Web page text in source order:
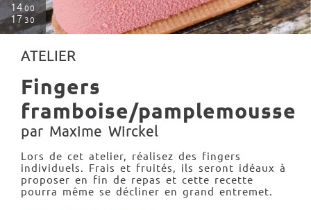
14 00
1730
ATELIER
Fingers
framboise/pamplemousse
par Maxime Wirckel
Lors de cet atelier, réalisez des fingers
individuels. Frais et fruités, ils seront idéaux à
proposer en fin de repas et cette recette
pourra même se décliner en grand entremet.